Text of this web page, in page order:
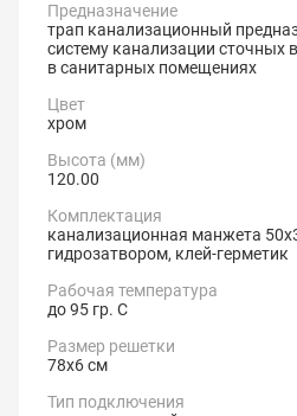
Предназначение
трап канализационный
систему канализации сточных
в санитарных помещениях
Цвет
хром
Высота (мм)
120.00
Комплектация
канализационная манжета
гидрозатвором, клей-герметик
Рабочая температура
до 95 гр. С
Размер решетки
78х6 см
Тип подключения